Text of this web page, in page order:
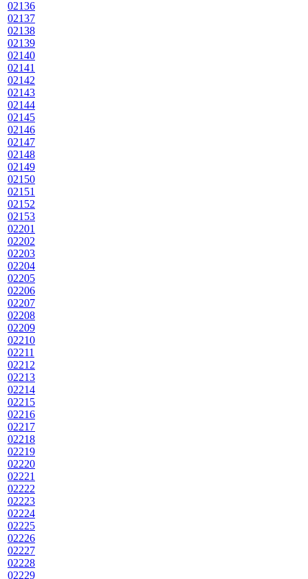
02136
02137
02138
02139
02140
02141
02142
02143
02144
02145
02146
02147
02148
02149
02150
02151
02152
02153
02201
02202
02203
02204
02205
02206
02207
02208
02209
02210
02211
02212
02213
02214
02215
02216
02217
02218
02219
02220
02221
02222
02223
02224
02225
02226
02227
02228
02229